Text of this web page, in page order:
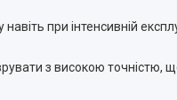
при інтенсивній
з високою